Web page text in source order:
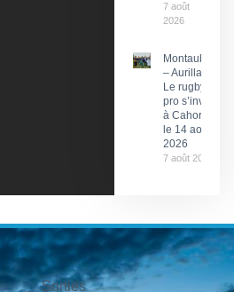
7 août
2026
Montauban
– Aurillac :
Le rugby
pro s’invite
à Cahors
le 14 août
2026
7 août 2026
Sorties